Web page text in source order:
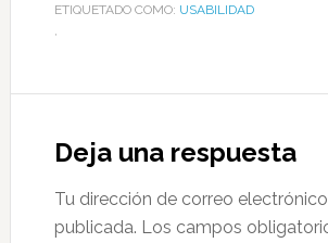
ETIQUETADO COMO: USABILIDAD
Deja una respuesta
Tu dirección de correo
publicada. Los campos